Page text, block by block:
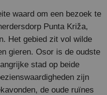
waard om een bezoek te
Punta Križa,
Het gebied zit vol wilde
gieren. Osor is de oudste
stad op beide
zijn
de oude ruïnes